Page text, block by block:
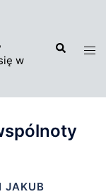
w
Szukaj
JAKUB